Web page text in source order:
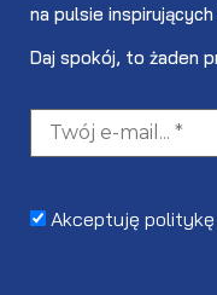
na pulsie
Daj spokój, to żaden
Akceptuję